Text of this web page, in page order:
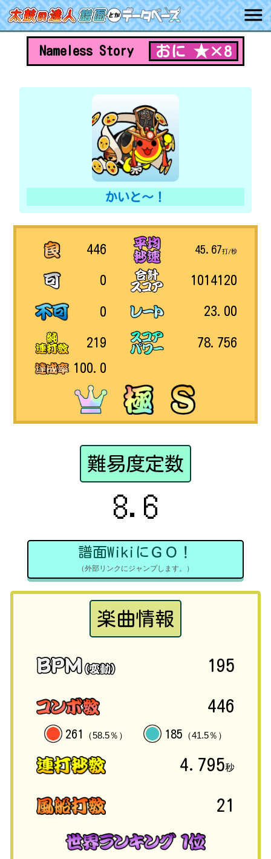
Nameless Story おに ★×8
かいと〜！
446
0
0
219
100.0
45.67打/秒
1014120
23.00
78.756
難易度定数
8.6
譜面WikiにＧＯ！
（外部リンクにジャンプします。）
楽曲情報
195
446
261 （58.5％） 185 （41.5％）
4.795秒
21